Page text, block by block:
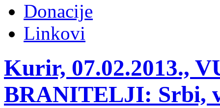
Donacije
Linkovi
Kurir, 07.02.2013.,
BRANITELJI: Srbi,